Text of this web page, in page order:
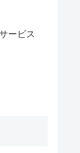
ービス